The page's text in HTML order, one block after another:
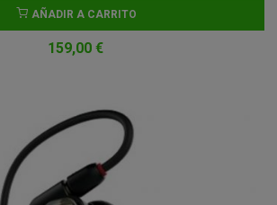
AÑADIR A CARRITO
159,00 €